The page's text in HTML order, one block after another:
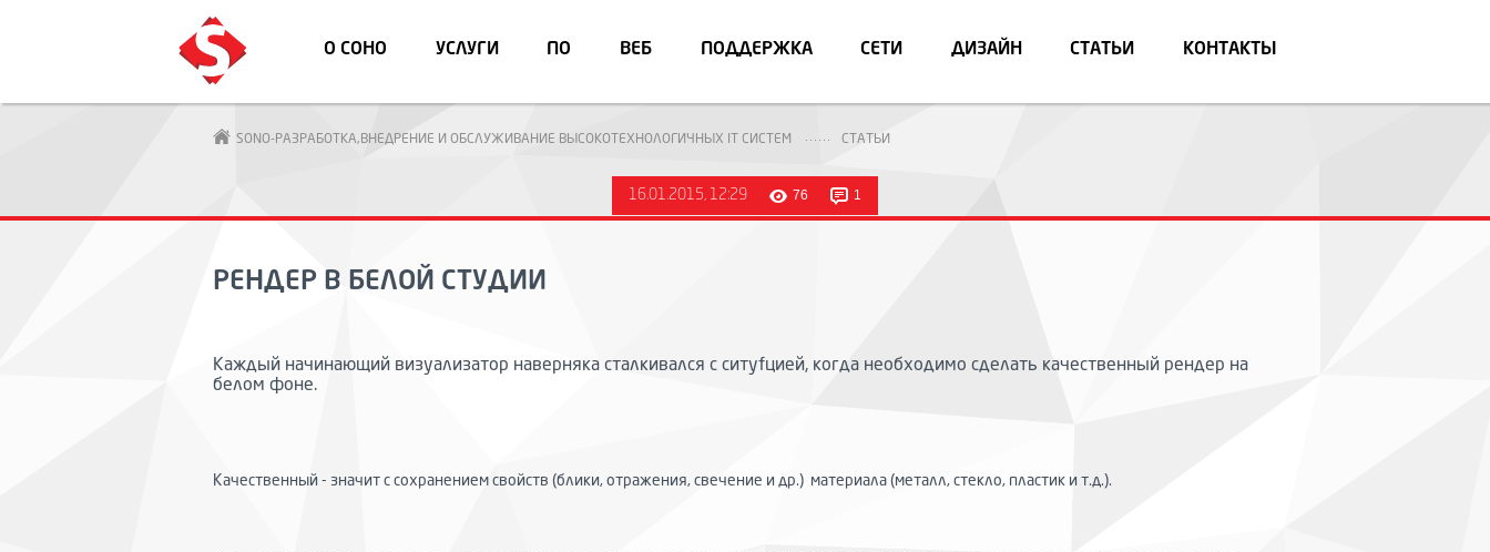
О СОНО УСЛУГИ ПО ВЕБ ПОДДЕРЖКА СЕТИ ДИЗАЙН СТАТЬИ КОНТАКТЫ
SONO-РАЗРАБОТКА,ВНЕДРЕНИЕ И ОБСЛУЖИВАНИЕ ВЫСОКОТЕХНОЛОГИЧНЫХ IT СИСТЕМ СТАТЬИ
16.01.2015, 12:29 76 1
РЕНДЕР В БЕЛОЙ СТУДИИ
Каждый начинающий визуализатор наверняка сталкивался с ситуfцией, когда необходимо сделать качественный рендер на
белом фоне.
Качественный - значит с сохранением свойств (блики, отражения, свечение и др.) материала (металл, стекло, пластик и т.д.).